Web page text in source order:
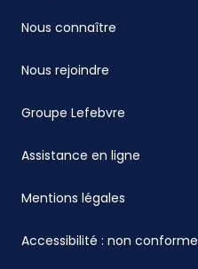
Nous connaître
Nous rejoindre
Groupe Lefebvre
Assistance en ligne
Mentions légales
Accessibilité : non conforme